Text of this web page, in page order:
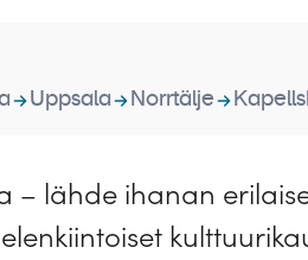
Uppsala Norrtälje
lähde ihanan